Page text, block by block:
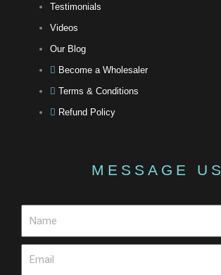
Testimonials
Videos
Our Blog
Become a Wholesaler
Terms & Conditions
Refund Policy
MESSAGE US